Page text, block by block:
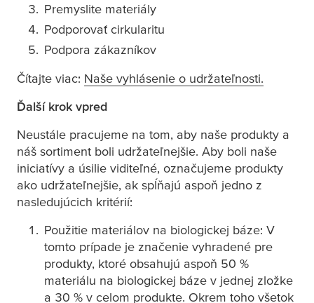
Premyslite materiály
Podporovať cirkularitu
Podpora zákazníkov
Čítajte viac: Naše vyhlásenie o udržateľnosti.​
Ďalší krok vpred
Neustále pracujeme na tom, aby naše produkty a
náš sortiment boli udržateľnejšie. Aby boli naše
iniciatívy a úsilie viditeľné, označujeme produkty
ako udržateľnejšie, ak spĺňajú aspoň jedno z
nasledujúcich kritérií:
Použitie materiálov na biologickej báze: V
tomto prípade je značenie vyhradené pre
produkty, ktoré obsahujú aspoň 50 %
materiálu na biologickej báze v jednej zložke
a 30 % v celom produkte. Okrem toho všetok